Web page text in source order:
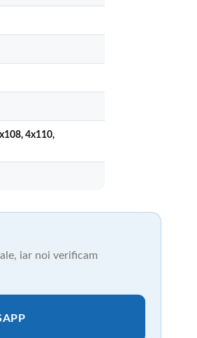
4x110,
iar noi verificam